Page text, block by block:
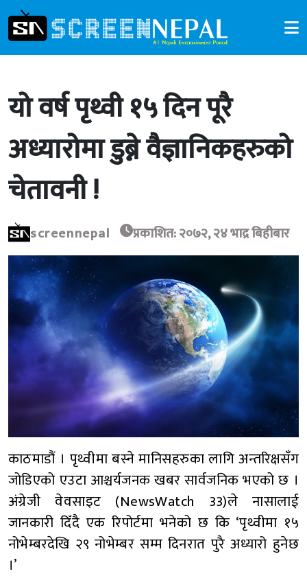
यो वर्ष पृथ्वी १५ दिन पूरै
अध्यारोमा डुब्ने वैज्ञानिकहरुको
चेतावनी !
screennepal प्रकाशित: २०७२, २४ भाद्र बिहीबार
काठमाडौं । पृथ्वीमा बस्ने मानिसहरुका लागि अन्तरिक्षसँग
जोडिएको एउटा आश्चर्यजनक खबर सार्वजनिक भएको छ ।
अंग्रेजी वेवसाइट (NewsWatch 33)ले नासालाई
जानकारी दिँदै एक रिपोर्टमा भनेको छ कि ‘पृथ्वीमा १५
नोभेम्बरदेखि २९ नोभेम्बर सम्म दिनरात पुरै अध्यारो हुनेछ
।’